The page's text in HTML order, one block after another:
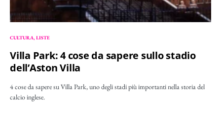
CULTURA LISTE
Villa Park: 4 cose da sapere sullo stadio
dell’Aston Villa
4 cose da sapere su Villa Park, uno degli stadi più importanti nella storia del
calcio inglese.